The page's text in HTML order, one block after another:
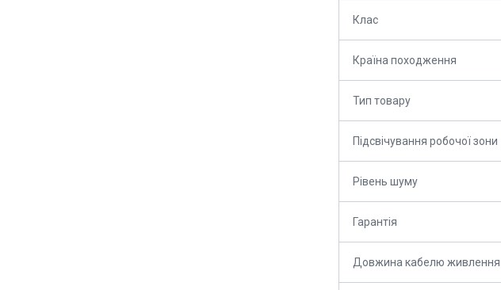
Клас
Країна походження
Тип товару
Підсвічування робочої зони
Рівень шуму
Гарантія
Довжина кабелю живлення